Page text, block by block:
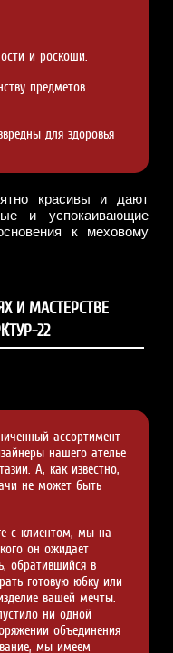
и роскоши.
предметов
для здоровья
красивы и дают
и успокаивающие
к меховому
И МАСТЕРСТВЕ
22
ассортимент
нашего ателье
А, как известно,
не может быть
с клиентом, мы на
он ожидает
обратившийся в
готовую юбку или
вашей мечты.
ни одной
объединения
мы имеем